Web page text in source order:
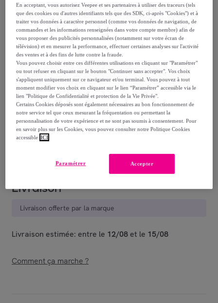
Piquadro
Piquadro Agenda hebdomadaire en cuir
avec boucle pour stylo
Modèle : TU
195,00 €
Vendu parPiquadro
Livraison
Livraison offerte par la marque
Livraison estimée: entre le 12/08 et le 15/08
Comment ça marche ?
En acceptant, vous autorisez Veepee et ses partenaires à utiliser des traceurs (tels
que des cookies ou d'autres identifiants tels que des SDK, ci-après "Cookies") et à
traiter vos données à caractère personnel (comme vos données de navigation, de
commandes et les informations renseignées dans votre compte membre) afin de
vous proposer des publicités personnalisées (notamment sur votre écran de
télévision) et en mesurer la performance, effectuer certaines analyses sur l'activité
des ventes et à des fins de lutte contre la fraude.
Vous pouvez choisir entre ces différentes utilisations en cliquant sur "Paramétrer"
ou tout refuser en cliquant sur le bouton "Continuer sans accepter". Vos choix
s'appliquent uniquement sur ce navigateur et/ou terminal. Vous pouvez à tout
moment modifier vos choix en cliquant sur le lien “Paramétrer” accessible via le
lien "Politique de Confidentialité et protection de la Vie Privée".
Certains Cookies déposés sont également nécessaires au bon fonctionnement de
notre service tel que ceux mesurant la fréquentation ou permettant la
personnalisation de votre expérience et ne sont pas soumis à consentement. Pour
en savoir plus sur les Cookies, vous pouvez consulter notre Politique Cookies
accessible ICI
Accepter
Paramétrer